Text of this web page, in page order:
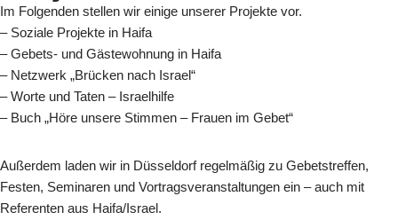
Im Folgenden stellen wir einige unserer Projekte vor.
– Soziale Projekte in Haifa
– Gebets- und Gästewohnung in Haifa
– Netzwerk „Brücken nach Israel“
– Worte und Taten – Israelhilfe
– Buch „Höre unsere Stimmen – Frauen im Gebet“
Außerdem laden wir in Düsseldorf regelmäßig zu Gebetstreffen,
Festen, Seminaren und Vortragsveranstaltungen ein – auch mit
Referenten aus Haifa/Israel.